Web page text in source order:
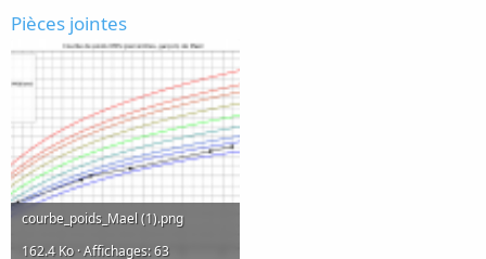
Pièces jointes
courbe_poids_Mael (1).png
162.4 Ko · Affichages: 63